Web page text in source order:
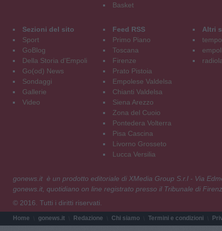
Basket
Sezioni del sito
Sport
GoBlog
Della Storia d'Empoli
Go(od) News
Sondaggi
Gallerie
Video
Feed RSS
Primo Piano
Toscana
Firenze
Prato Pistoia
Empolese Valdelsa
Chianti Valdelsa
Siena Arezzo
Zona del Cuoio
Pontedera Volterra
Pisa Cascina
Livorno Grosseto
Lucca Versilia
Altri
gonews.it è un prodotto editoriale di XMedia Group S.r.l - Via
gonews.it, quotidiano on line registrato presso il Tribunale di
© 2016. Tutti i diritti riservati.
Home gonews.it Redazione Chi siamo Termini e condizioni